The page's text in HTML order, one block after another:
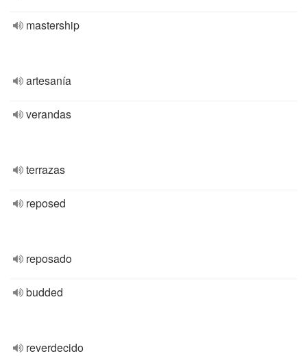
mastership
artesanía
verandas
terrazas
reposed
reposado
budded
reverdecido